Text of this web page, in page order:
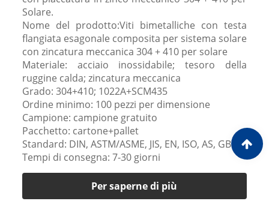
Solare.
Nome del prodotto:Viti bimetalliche con testa
flangiata esagonale composita per sistema solare
con zincatura meccanica 304 + 410 per solare
Materiale: acciaio inossidabile; tesoro della
ruggine calda; zincatura meccanica
Grado: 304+410; 1022A+SCM435
Ordine minimo: 100 pezzi per dimensione
Campione: campione gratuito
Pacchetto: cartone+pallet
Standard: DIN, ASTM/ASME, JIS, EN, ISO, AS, GB
Tempi di consegna: 7-30 giorni
Per saperne di più